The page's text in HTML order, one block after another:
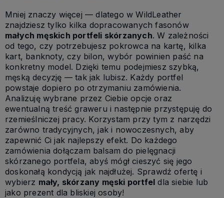
Mniej znaczy więcej — dlatego w WildLeather
znajdziesz tylko kilka dopracowanych fasonów
małych męskich portfeli skórzanych. W zależności
od tego, czy potrzebujesz pokrowca na kartę, kilka
kart, banknoty, czy bilon, wybór powinien paść na
konkretny model. Dzięki temu podejmiesz szybką,
męską decyzję — tak jak lubisz. Każdy portfel
powstaje dopiero po otrzymaniu zamówienia.
Analizuję wybrane przez Ciebie opcje oraz
ewentualną treść graweru i następnie przystępuję do
rzemieślniczej pracy. Korzystam przy tym z narzędzi
zarówno tradycyjnych, jak i nowoczesnych, aby
zapewnić Ci jak najlepszy efekt. Do każdego
zamówienia dołączam balsam do pielęgnacji
skórzanego portfela, abyś mógł cieszyć się jego
doskonałą kondycją jak najdłużej. Sprawdź ofertę i
wybierz mały, skórzany męski portfel dla siebie lub
jako prezent dla bliskiej osoby!